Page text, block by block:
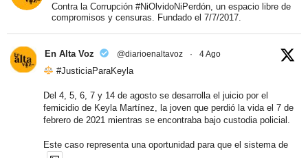
Contra la Corrupción #NiOlvidoNiPerdón, un espacio libre de
compromisos y censuras. Fundado el 7/7/2017.
En Alta Voz @diarioenaltavoz · 4 Ago
#JusticiaParaKeyla
Del 4, 5, 6, 7 y 14 de agosto se desarrolla el juicio por el
femicidio de Keyla Martínez, la joven que perdió la vida el 7 de
febrero de 2021 mientras se encontraba bajo custodia policial.
Este caso representa una oportunidad para que el sistema de